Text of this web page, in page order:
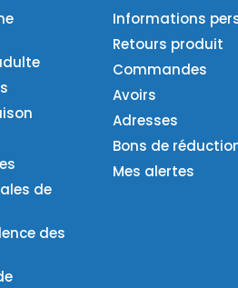
de
des
Informations
Retours produit
Commandes
Avoirs
Adresses
Bons de
Mes alertes